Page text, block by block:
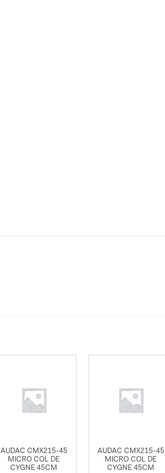
AUDAC CMX215-45
MICRO COL DE
CYGNE 45CM
AUDAC CMX215-45
MICRO COL DE
CYGNE 45CM